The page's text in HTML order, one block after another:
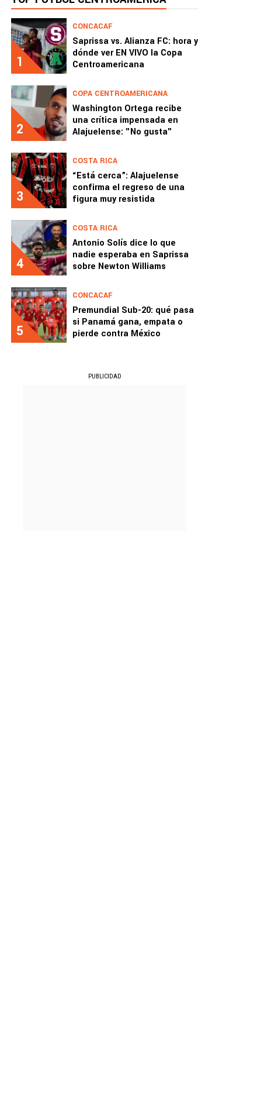
1
CONCACAF
Saprissa vs. Alianza FC: hora y
dónde ver EN VIVO la Copa
Centroamericana
2
COPA CENTROAMERICANA
Washington Ortega recibe
una crítica impensada en
Alajuelense: "No gusta"
3
COSTA RICA
“Está cerca”: Alajuelense
confirma el regreso de una
figura muy resistida
4
COSTA RICA
Antonio Solís dice lo que
nadie esperaba en Saprissa
sobre Newton Williams
5
CONCACAF
Premundial Sub-20: qué pasa
si Panamá gana, empata o
pierde contra México
PUBLICIDAD